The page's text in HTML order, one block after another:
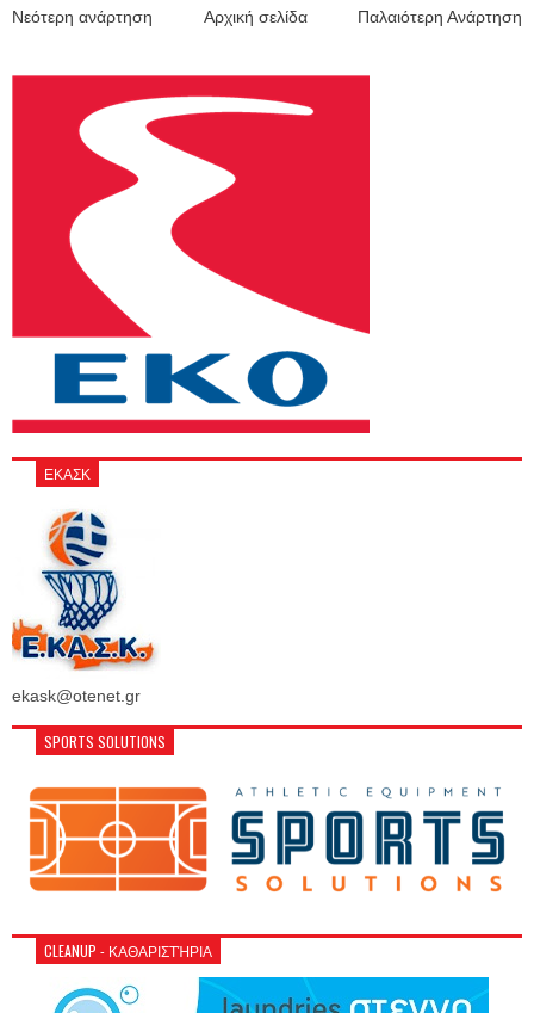
Νεότερη ανάρτηση Παλαιότερη Ανάρτηση
Αρχική σελίδα
ΕΚΑΣΚ
ekask@otenet.gr
SPORTS SOLUTIONS
CLEANUP - ΚΑΘΑΡΙΣΤΉΡΙΑ